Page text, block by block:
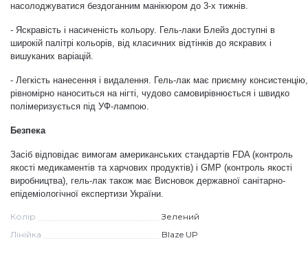
Бульонки
Блискітки (пісок для нігтів)
Блискітки для нігтів
Меланж (цукровий ефект)
Каміфубукі (конфетті)
насолоджуватися бездоганним манікюром до 3-х тижнів.
- Яскравість і насиченість кольору. Гель-лаки Блейз доступні в
широкій палітрі кольорів, від класичних відтінків до яскравих і
вишуканих варіацій.
- Легкість нанесення і видалення. Гель-лак має приємну консистенцію,
рівномірно наноситься на нігті, чудово самовирівнюється і швидко
полімеризується під УФ-лампою.
Безпека
Засіб відповідає вимогам американських стандартів FDA (контроль
якості медикаментів та харчових продуктів) і GMP (контроль якості
виробництва), гель-лак також має Висновок державної санітарно-
епідеміологічної експертизи України.
Колір
Зелений
Лінійка
Blaze UP